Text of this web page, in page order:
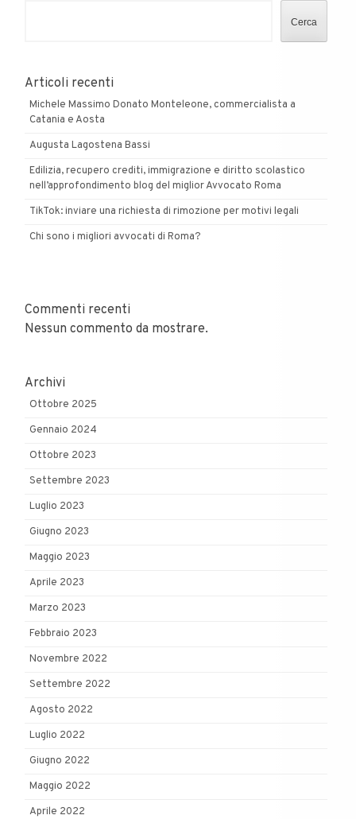
Cerca
Articoli recenti
Michele Massimo Donato Monteleone, commercialista a
Catania e Aosta
Augusta Lagostena Bassi
Edilizia, recupero crediti, immigrazione e diritto scolastico
nell’approfondimento blog del miglior Avvocato Roma
TikTok: inviare una richiesta di rimozione per motivi legali
Chi sono i migliori avvocati di Roma?
Commenti recenti
Nessun commento da mostrare.
Archivi
Ottobre 2025
Gennaio 2024
Ottobre 2023
Settembre 2023
Luglio 2023
Giugno 2023
Maggio 2023
Aprile 2023
Marzo 2023
Febbraio 2023
Novembre 2022
Settembre 2022
Agosto 2022
Luglio 2022
Giugno 2022
Maggio 2022
Aprile 2022